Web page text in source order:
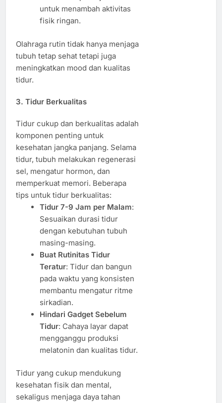
untuk menambah aktivitas
fisik ringan.
Olahraga rutin tidak hanya menjaga
tubuh tetap sehat tetapi juga
meningkatkan mood dan kualitas
tidur.
3. Tidur Berkualitas
Tidur cukup dan berkualitas adalah
komponen penting untuk
kesehatan jangka panjang. Selama
tidur, tubuh melakukan regenerasi
sel, mengatur hormon, dan
memperkuat memori. Beberapa
tips untuk tidur berkualitas:
Tidur 7-9 Jam per Malam:
Sesuaikan durasi tidur
dengan kebutuhan tubuh
masing-masing.
Buat Rutinitas Tidur
Teratur: Tidur dan bangun
pada waktu yang konsisten
membantu mengatur ritme
sirkadian.
Hindari Gadget Sebelum
Tidur: Cahaya layar dapat
mengganggu produksi
melatonin dan kualitas tidur.
Tidur yang cukup mendukung
kesehatan fisik dan mental,
sekaligus menjaga daya tahan